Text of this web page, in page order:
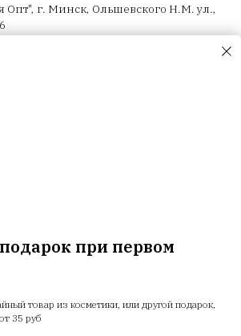
при первом
товар из косметики, или другой подарок,
35 руб
г. Минск, Ольшевского Н.М. ул.,
Отзывы